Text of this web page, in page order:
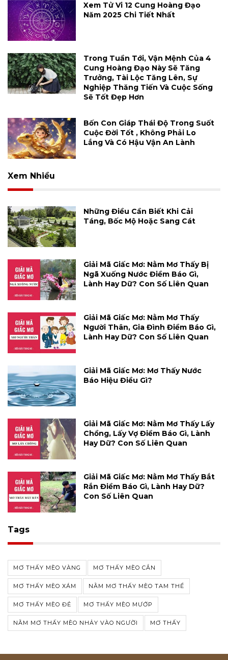
Xem Tử Vi 12 Cung Hoàng Đạo
Năm 2025 Chi Tiết Nhất
Trong Tuần Tới, Vận Mệnh Của 4
Cung Hoàng Đạo Này Sẽ Tăng
Trưởng, Tài Lộc Tăng Lên, Sự
Nghiệp Thăng Tiến Và Cuộc Sống
Sẽ Tốt Đẹp Hơn
Bốn Con Giáp Thái Độ Trong Suốt
Cuộc Đời Tốt , Không Phải Lo
Lắng Và Có Hậu Vận An Lành
Xem Nhiều
Những Điều Cần Biết Khi Cải
Táng, Bốc Mộ Hoặc Sang Cát
Giải Mã Giấc Mơ: Nằm Mơ Thấy Bị
Ngã Xuống Nước Điềm Báo Gì,
Lành Hay Dữ? Con Số Liên Quan
Giải Mã Giấc Mơ: Nằm Mơ Thấy
Người Thân, Gia Đình Điềm Báo Gì,
Lành Hay Dữ? Con Số Liên Quan
Giải Mã Giấc Mơ: Mơ Thấy Nước
Báo Hiệu Điều Gì?
Giải Mã Giấc Mơ: Nằm Mơ Thấy Lấy
Chồng, Lấy Vợ Điềm Báo Gì, Lành
Hay Dữ? Con Số Liên Quan
Giải Mã Giấc Mơ: Nằm Mơ Thấy Bắt
Rắn Điềm Báo Gì, Lành Hay Dữ?
Con Số Liên Quan
Tags
MƠ THẤY MÈO VÀNG MƠ THẤY MÈO CẮN
MƠ THẤY MÈO XÁM NẰM MƠ THẤY MÈO TAM THỂ
MƠ THẤY MÈO ĐẺ MƠ THẤY MÈO MƯỚP
NẰM MƠ THẤY MÈO NHẢY VÀO NGƯỜI MƠ THẤY